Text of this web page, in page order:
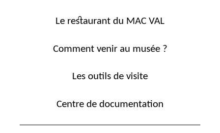
Le restaurant du MAC VAL
Comment venir au musée ?
Les outils de visite
Centre de documentation